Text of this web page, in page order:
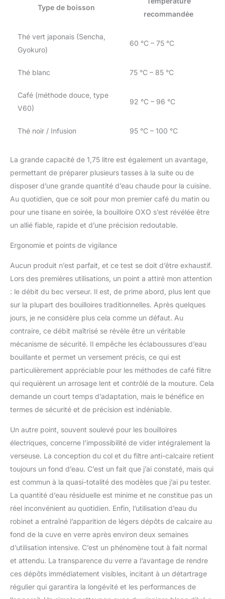
Type de boisson
recommandée
Thé vert japonais (Sencha,
Gyokuro)
60 °C – 75 °C
Thé blanc 75 °C – 85 °C
Café (méthode douce, type
V60)
92 °C – 96 °C
Thé noir / Infusion 95 °C – 100 °C
La grande capacité de 1,75 litre est également un avantage,
permettant de préparer plusieurs tasses à la suite ou de
disposer d’une grande quantité d’eau chaude pour la cuisine.
Au quotidien, que ce soit pour mon premier café du matin ou
pour une tisane en soirée, la bouilloire OXO s’est révélée être
un allié fiable, rapide et d’une précision redoutable.
Ergonomie et points de vigilance
Aucun produit n’est parfait, et ce test se doit d’être exhaustif.
Lors des premières utilisations, un point a attiré mon attention
: le débit du bec verseur. Il est, de prime abord, plus lent que
sur la plupart des bouilloires traditionnelles. Après quelques
jours, je ne considère plus cela comme un défaut. Au
contraire, ce débit maîtrisé se révèle être un véritable
mécanisme de sécurité. Il empêche les éclaboussures d’eau
bouillante et permet un versement précis, ce qui est
particulièrement appréciable pour les méthodes de café filtre
qui requièrent un arrosage lent et contrôlé de la mouture. Cela
demande un court temps d’adaptation, mais le bénéfice en
termes de sécurité et de précision est indéniable.
Un autre point, souvent soulevé pour les bouilloires
électriques, concerne l’impossibilité de vider intégralement la
verseuse. La conception du col et du filtre anti-calcaire retient
toujours un fond d’eau. C’est un fait que j’ai constaté, mais qui
est commun à la quasi-totalité des modèles que j’ai pu tester.
La quantité d’eau résiduelle est minime et ne constitue pas un
réel inconvénient au quotidien. Enfin, l’utilisation d’eau du
robinet a entraîné l’apparition de légers dépôts de calcaire au
fond de la cuve en verre après environ deux semaines
d’utilisation intensive. C’est un phénomène tout à fait normal
et attendu. La transparence du verre a l’avantage de rendre
ces dépôts immédiatement visibles, incitant à un détartrage
régulier qui garantira la longévité et les performances de